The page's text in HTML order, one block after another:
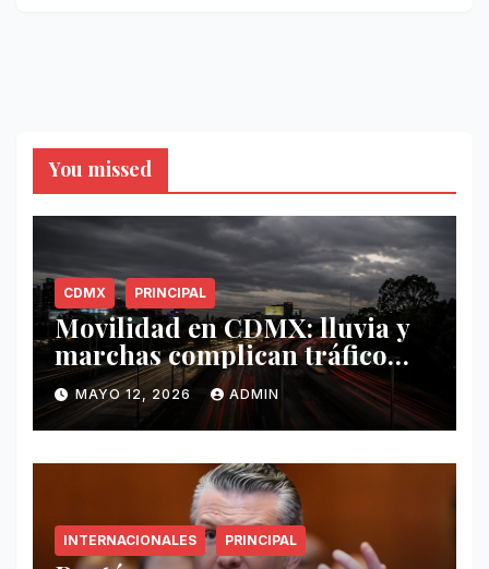
You missed
CDMX PRINCIPAL
Movilidad en CDMX: lluvia y
marchas complican tráfico
este 12 de mayo
MAYO 12, 2026 ADMIN
INTERNACIONALES PRINCIPAL